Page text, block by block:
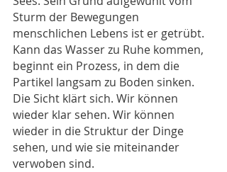
Sturm der Bewegungen
menschlichen Lebens ist er getrübt.
Kann das Wasser zu Ruhe kommen,
beginnt ein Prozess, in dem die
Partikel langsam zu Boden sinken.
Die Sicht klärt sich. Wir können
wieder klar sehen. Wir können
wieder in die Struktur der Dinge
sehen, und wie sie miteinander
verwoben sind.